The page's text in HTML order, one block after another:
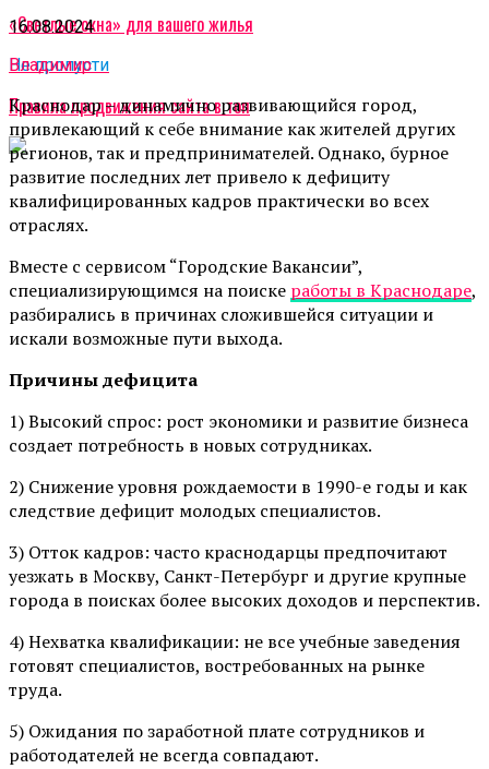
«Светлые окна» для вашего жилья
Не пропусти
Правила продвижения сайта в топ
16.08.2024
Владимир
Краснодар – динамично развивающийся город,
привлекающий к себе внимание как жителей других
регионов, так и предпринимателей. Однако, бурное
развитие последних лет привело к дефициту
квалифицированных кадров практически во всех
отраслях.
Вместе с сервисом “Городские Вакансии”,
специализирующимся на поиске работы в Краснодаре,
разбирались в причинах сложившейся ситуации и
искали возможные пути выхода.
Причины дефицита
1) Высокий спрос: рост экономики и развитие бизнеса
создает потребность в новых сотрудниках.
2) Снижение уровня рождаемости в 1990-е годы и как
следствие дефицит молодых специалистов.
3) Отток кадров: часто краснодарцы предпочитают
уезжать в Москву, Санкт-Петербург и другие крупные
города в поисках более высоких доходов и перспектив.
4) Нехватка квалификации: не все учебные заведения
готовят специалистов, востребованных на рынке
труда.
5) Ожидания по заработной плате сотрудников и
работодателей не всегда совпадают.